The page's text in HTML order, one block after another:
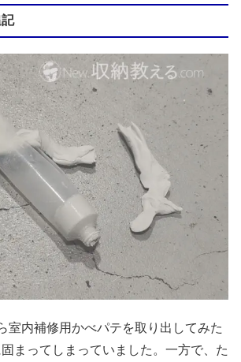
室内補修用かべパテを取り出してみた
まってしまっていました。一方で、た